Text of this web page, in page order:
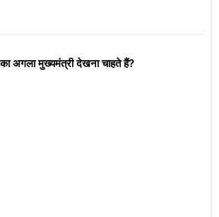
अगला मुख्यमंत्री देखना चाहते हैं?